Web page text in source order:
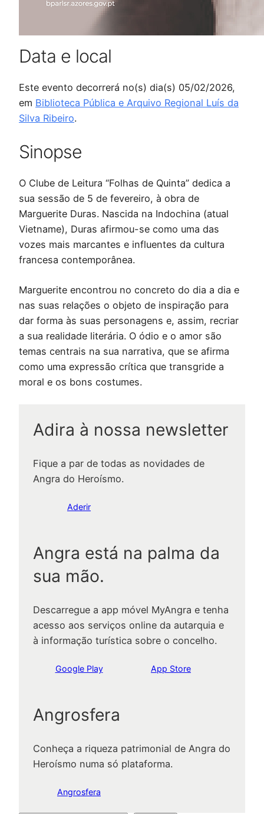
Data e local
Este evento decorrerá no(s) dia(s) 05/02/2026,
em Biblioteca Pública e Arquivo Regional Luís da
Silva Ribeiro.
Sinopse
O Clube de Leitura “Folhas de Quinta” dedica a
sua sessão de 5 de fevereiro, à obra de
Marguerite Duras. Nascida na Indochina (atual
Vietname), Duras afirmou-se como uma das
vozes mais marcantes e influentes da cultura
francesa contemporânea.
Marguerite encontrou no concreto do dia a dia e
nas suas relações o objeto de inspiração para
dar forma às suas personagens e, assim, recriar
a sua realidade literária. O ódio e o amor são
temas centrais na sua narrativa, que se afirma
como uma expressão crítica que transgride a
moral e os bons costumes.
Adira à nossa newsletter
Fique a par de todas as novidades de
Angra do Heroísmo.
Aderir
Angra está na palma da
sua mão.
Descarregue a app móvel MyAngra e tenha
acesso aos serviços online da autarquia e
à informação turística sobre o concelho.
Google Play App Store
Angrosfera
Conheça a riqueza patrimonial de Angra do
Heroísmo numa só plataforma.
Angrosfera